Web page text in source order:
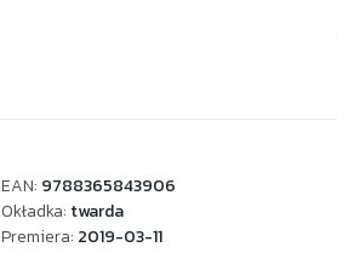
EAN: 9788365843906
Okładka: twarda
Premiera: 2019-03-11